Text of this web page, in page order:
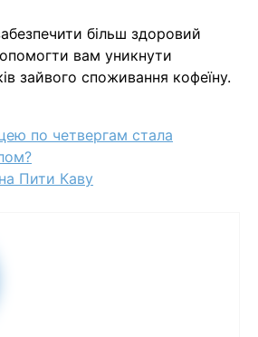
більш здоровий
вам уникнути
зайвого споживання кофеїну.
по четвергам стала
Пити Каву